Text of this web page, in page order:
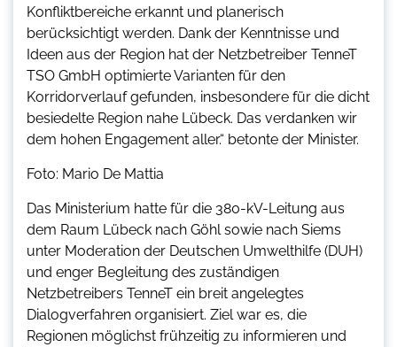
Konfliktbereiche erkannt und planerisch
berücksichtigt werden. Dank der Kenntnisse und
Ideen aus der Region hat der Netzbetreiber TenneT
TSO GmbH optimierte Varianten für den
Korridorverlauf gefunden, insbesondere für die dicht
besiedelte Region nahe Lübeck. Das verdanken wir
dem hohen Engagement aller.“ betonte der Minister.
Foto: Mario De Mattia
Das Ministerium hatte für die 380-kV-Leitung aus
dem Raum Lübeck nach Göhl sowie nach Siems
unter Moderation der Deutschen Umwelthilfe (DUH)
und enger Begleitung des zuständigen
Netzbetreibers TenneT ein breit angelegtes
Dialogverfahren organisiert. Ziel war es, die
Regionen möglichst frühzeitig zu informieren und